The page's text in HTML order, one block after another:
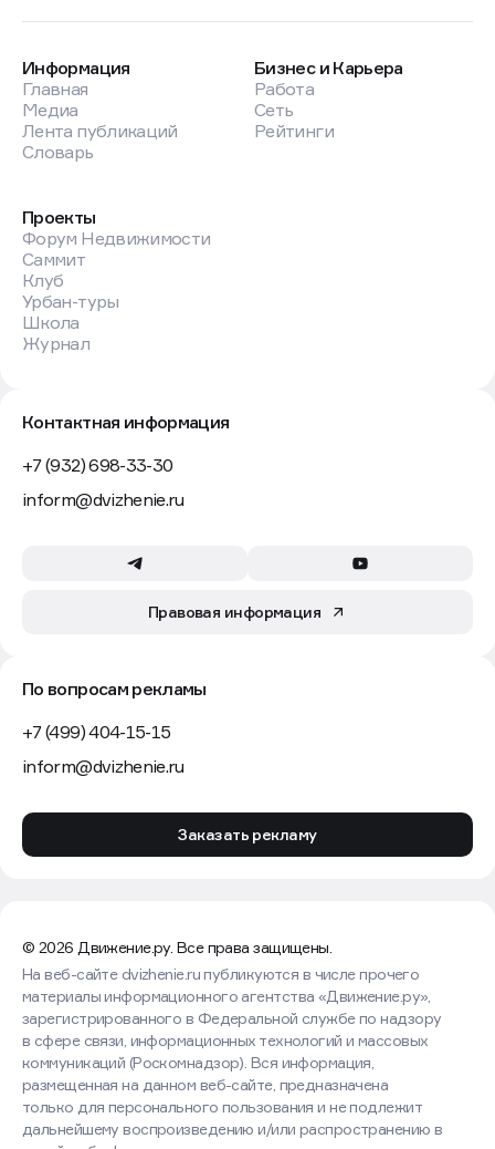
Информация
Главная
Медиа
Лента публикаций
Словарь
Бизнес и Карьера
Работа
Сеть
Рейтинги
Проекты
Форум Недвижимости
Саммит
Клуб
Урбан-туры
Школа
Журнал
Контактная информация
+7 (932) 698-33-30
inform@dvizhenie.ru
Правовая информация
По вопросам рекламы
+7 (499) 404-15-15
inform@dvizhenie.ru
Заказать рекламу
© 2026 Движение.ру. Все права защищены.
На веб-сайте dvizhenie.ru публикуются в числе прочего
материалы информационного агентства «Движение.ру»,
зарегистрированного в Федеральной службе по надзору
в сфере связи, информационных технологий и массовых
коммуникаций (Роскомнадзор). Вся информация,
размещенная на данном веб-сайте, предназначена
только для персонального пользования и не подлежит
дальнейшему воспроизведению и/или распространению в